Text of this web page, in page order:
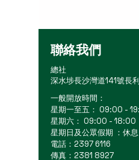
聯絡我們
總社
深水埗長沙灣道141號長
一般開放時間：
星期一至五： 09:00 -
星期六： 09:00 - 18:00
星期日及公眾假期 ：休息
電話：2397 6116
傳真：2381 8927